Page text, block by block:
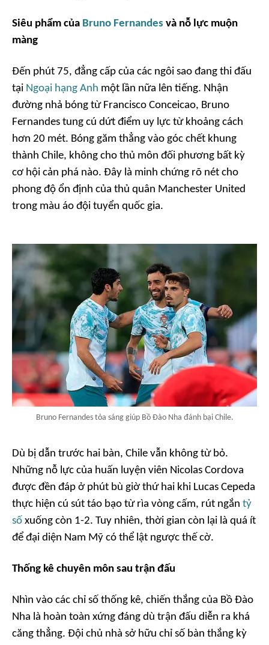
Siêu phẩm của Bruno Fernandes và nỗ lực muộn
màng
Đến phút 75, đẳng cấp của các ngôi sao đang thi đấu
tại Ngoại hạng Anh một lần nữa lên tiếng. Nhận
đường nhả bóng từ Francisco Conceicao, Bruno
Fernandes tung cú dứt điểm uy lực từ khoảng cách
hơn 20 mét. Bóng găm thẳng vào góc chết khung
thành Chile, không cho thủ môn đối phương bất kỳ
cơ hội cản phá nào. Đây là minh chứng rõ nét cho
phong độ ổn định của thủ quân Manchester United
trong màu áo đội tuyển quốc gia.
Bruno Fernandes tỏa sáng giúp Bồ Đào Nha đánh bại Chile.
Dù bị dẫn trước hai bàn, Chile vẫn không từ bỏ.
Những nỗ lực của huấn luyện viên Nicolas Cordova
được đền đáp ở phút bù giờ thứ hai khi Lucas Cepeda
thực hiện cú sút táo bạo từ rìa vòng cấm, rút ngắn tỷ
số xuống còn 1-2. Tuy nhiên, thời gian còn lại là quá ít
để đại diện Nam Mỹ có thể lật ngược thế cờ.
Thống kê chuyên môn sau trận đấu
Nhìn vào các chỉ số thống kê, chiến thắng của Bồ Đào
Nha là hoàn toàn xứng đáng dù trận đấu diễn ra khá
căng thẳng. Đội chủ nhà sở hữu chỉ số bàn thắng kỳ